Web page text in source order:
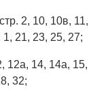
2, 10, 10в, 11,
1, 21, 23, 25, 27;
12а, 14, 14а, 15,
32;